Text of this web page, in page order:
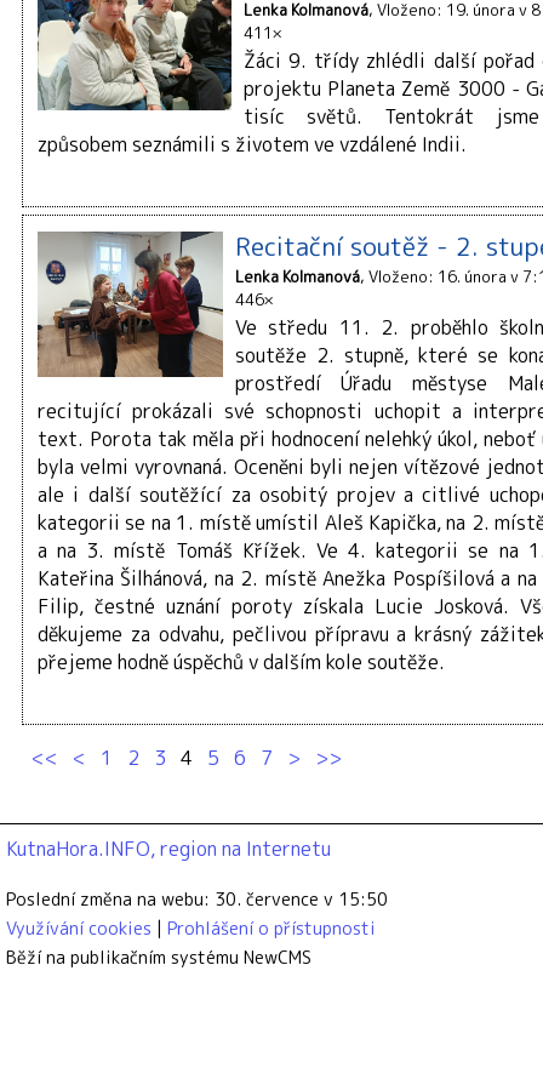
Lenka Kolmanová Vloženo: 19. února v
411×
Žáci 9. třídy zhlédli další pořad
projektu Planeta Země 3000 -
tisíc světů. Tentokrát
způsobem seznámili s životem ve vzdálené Indii.
Recitační soutěž - 2.
Lenka Kolmanová Vloženo: 16. února v
446×
Ve středu 11. 2. proběhlo
soutěže 2. stupně, které se
prostředí Úřadu městyse
recitující prokázali své schopnosti uchopit a
text. Porota tak měla při hodnocení nelehký úkol, neboť
byla velmi vyrovnaná. Oceněni byli nejen vítězové
ale i další soutěžící za osobitý projev a citlivé
kategorii se na 1. místě umístil Aleš Kapička, na 2. místě
a na 3. místě Tomáš Křížek. Ve 4. kategorii se na
Kateřina Šilhánová, na 2. místě Anežka Pospíšilová a
Filip, čestné uznání poroty získala Lucie Josková.
děkujeme za odvahu, pečlivou přípravu a krásný
přejeme hodně úspěchů v dalším kole soutěže.
<< < 1 2 3 4 5 6 7 > >>
KutnaHora.INFO, region na Internetu
Poslední změna na webu: 30. července v 15:50
Využívání cookies
Prohlášení o přístupnosti
Běží na publikačním systému NewCMS